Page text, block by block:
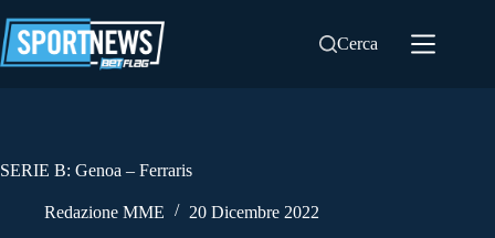
al
contenuto
Cerca
SERIE B: Genoa – Ferraris
Redazione MME 20 Dicembre 2022